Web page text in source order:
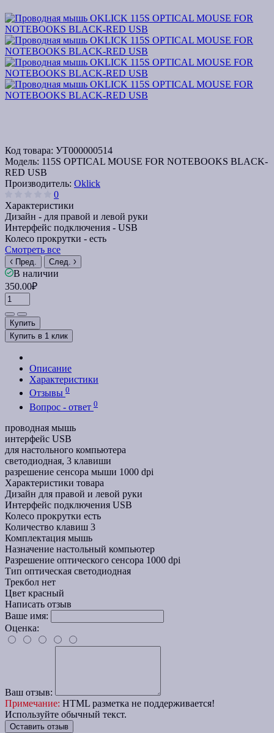
Код товара: УТ000000514
Модель: 115S OPTICAL MOUSE FOR NOTEBOOKS BLACK-
RED USB
Производитель: Oklick
0
Характеристики
Дизайн - для правой и левой руки
Интерфейс подключения - USB
Колесо прокрутки - есть
Смотреть все
Пред. След.
В наличии
350.00₽
Купить
Купить в 1 клик
Описание
Характеристики
Отзывы 0
Вопрос - ответ 0
проводная мышь
интерфейс USB
для настольного компьютера
светодиодная, 3 клавиши
разрешение сенсора мыши 1000 dpi
Характеристики товара
Дизайн для правой и левой руки
Интерфейс подключения USB
Колесо прокрутки есть
Количество клавиш 3
Комплектация мышь
Назначение настольный компьютер
Разрешение оптического сенсора 1000 dpi
Тип оптическая светодиодная
Трекбол нет
Цвет красный
Написать отзыв
Ваше имя:
Оценка:
Ваш отзыв:
Примечание: HTML разметка не поддерживается!
Используйте обычный текст.
Оставить отзыв